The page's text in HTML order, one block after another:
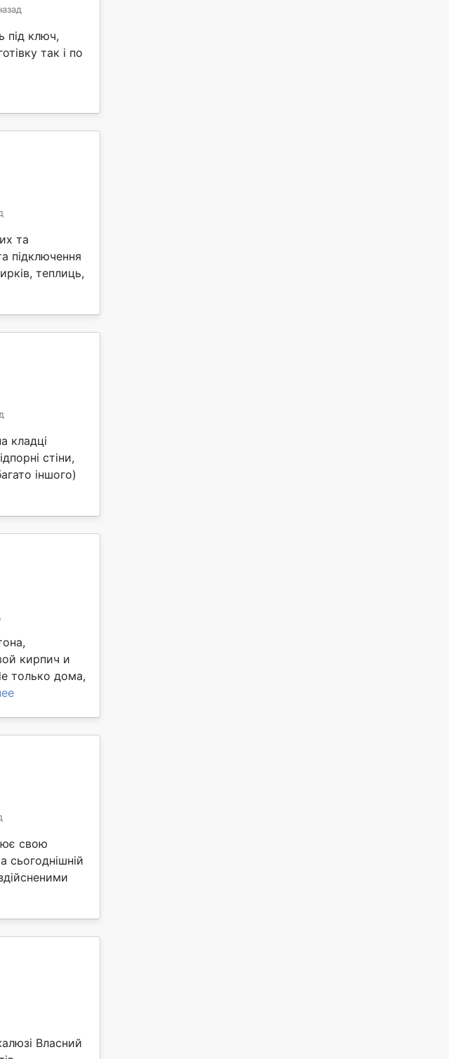
під ключ,
так і по
та
підключення
теплиць,
кладці
стіни,
іншого)
кирпич и
только дома,
свою
сьогоднішній
Власний